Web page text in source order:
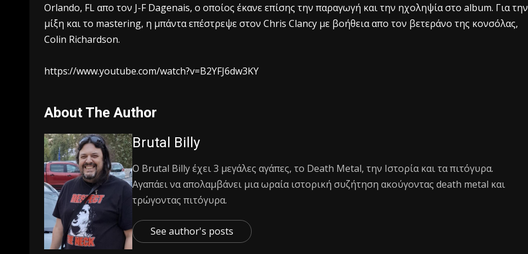
Orlando, FL απο τον J-F Dagenais, ο οποίος έκανε επίσης την παραγωγή και την ηχοληψία στο album. Για την
μίξη και το mastering, η μπάντα επέστρεψε στον Chris Clancy με βοήθεια απο τον βετεράνο της κονσόλας,
Colin Richardson.
https://www.youtube.com/watch?v=B2YFJ6dw3KY
About The Author
Brutal Billy
Ο Βrutal Βilly έχει 3 μεγάλες αγάπες, το Death Metal, την Ιστορία και τα πιτόγυρα.
Αγαπάει να απολαμβάνει μια ωραία ιστορική συζήτηση ακούγοντας death metal και
τρώγοντας πιτόγυρα.
See author's posts